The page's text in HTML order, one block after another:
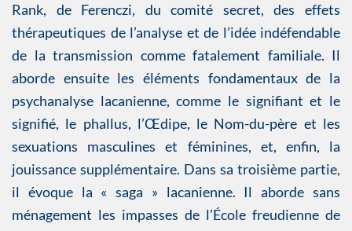
Rank, de Ferenczi, du comité secret, des effets
thérapeutiques de l’analyse et de l’idée indéfendable
de la transmission comme fatalement familiale. Il
aborde ensuite les éléments fondamentaux de la
psychanalyse lacanienne, comme le signifiant et le
signifié, le phallus, l’Œdipe, le Nom-du-père et les
sexuations masculines et féminines, et, enfin, la
jouissance supplémentaire. Dans sa troisième partie,
il évoque la « saga » lacanienne. Il aborde sans
ménagement les impasses de l’École freudienne de